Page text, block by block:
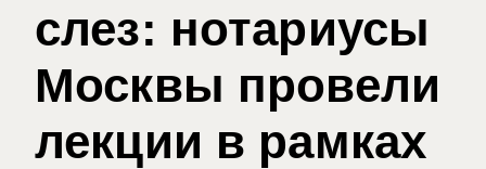
слез: нотариусы
Москвы провели
лекции в рамках